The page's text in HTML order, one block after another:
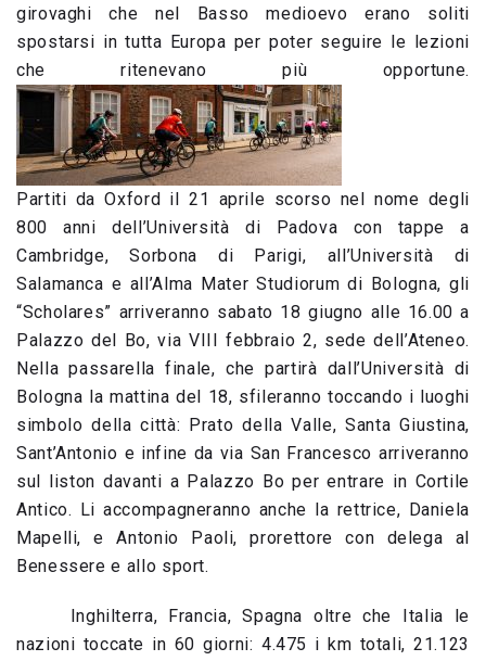
girovaghi che nel Basso medioevo erano soliti
spostarsi in tutta Europa per poter seguire le lezioni
che ritenevano più opportune.
Partiti da Oxford il 21 aprile scorso nel nome degli
800 anni dell’Università di Padova con tappe a
Cambridge, Sorbona di Parigi, all’Università di
Salamanca e all’Alma Mater Studiorum di Bologna, gli
“Scholares” arriveranno sabato 18 giugno alle 16.00 a
Palazzo del Bo, via VIII febbraio 2, sede dell’Ateneo.
Nella passarella finale, che partirà dall’Università di
Bologna la mattina del 18, sfileranno toccando i luoghi
simbolo della città: Prato della Valle, Santa Giustina,
Sant’Antonio e infine da via San Francesco arriveranno
sul liston davanti a Palazzo Bo per entrare in Cortile
Antico. Li accompagneranno anche la rettrice, Daniela
Mapelli, e Antonio Paoli, prorettore con delega al
Benessere e allo sport.
Inghilterra, Francia, Spagna oltre che Italia le
nazioni toccate in 60 giorni: 4.475 i km totali, 21.123